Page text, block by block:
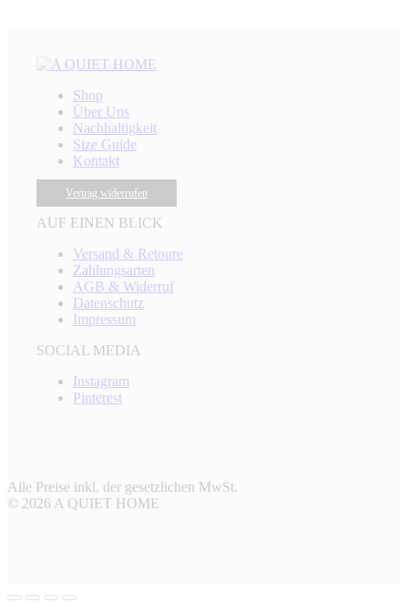
Shop
Über Uns
Nachhaltigkeit
Size Guide
Kontakt
Vertrag widerrufen
AUF EINEN BLICK
Versand & Retoure
Zahlungsarten
AGB & Widerruf
Datenschutz
Impressum
SOCIAL MEDIA
Instagram
Pinterest
Alle Preise inkl. der gesetzlichen MwSt.
© 2026 A QUIET HOME